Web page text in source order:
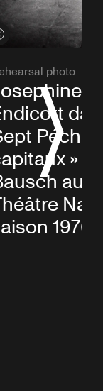
les crédits
photo
Péchés
»
au